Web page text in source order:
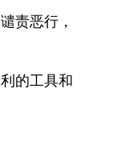
责恶行，
的工具和